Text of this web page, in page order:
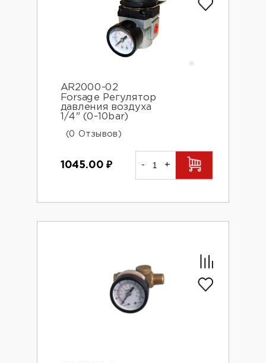
AR2000-02
Forsage Регулятор
давления воздуха
1/4" (0-10bar)
(0 Отзывов)
1045.00₽ - +